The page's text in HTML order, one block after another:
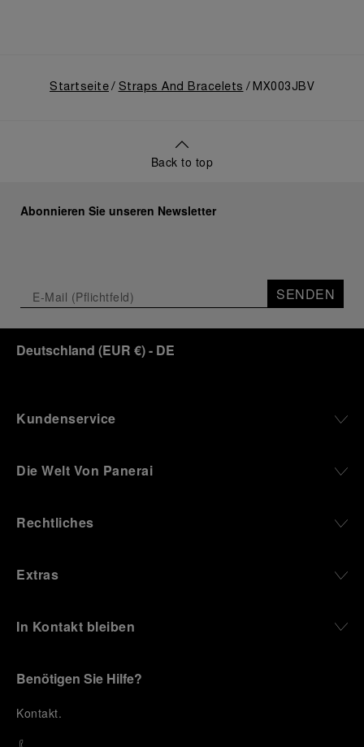
Startseite Straps And Bracelets MX003JBV
Back to top
Abonnieren Sie unseren Newsletter
SENDEN
Deutschland (EUR €)- DE
Kundenservice
Die Welt Von Panerai
Rechtliches
Extras
In Kontakt bleiben
Benötigen Sie Hilfe?
Kontakt.